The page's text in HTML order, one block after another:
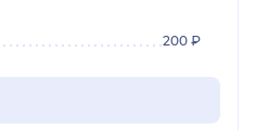
200 ₽